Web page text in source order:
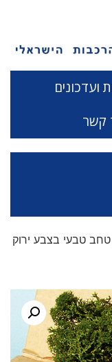
ועדכונים
קשר
טבעי בצבע ירוק